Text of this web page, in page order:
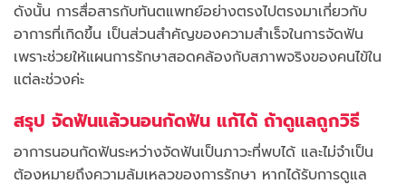
ดังนั้น การสื่อสารกับทันตแพทย์อย่างตรงไปตรงมาเกี่ยวกับ
อาการที่เกิดขึ้น เป็นส่วนสำคัญของความสำเร็จในการจัดฟัน
เพราะช่วยให้แผนการรักษาสอดคล้องกับสภาพจริงของคนไข้ใน
แต่ละช่วงค่ะ
สรุป จัดฟันแล้วนอนกัดฟัน แก้ได้ ถ้าดูแลถูกวิธี
อาการนอนกัดฟันระหว่างจัดฟันเป็นภาวะที่พบได้ และไม่จำเป็น
ต้องหมายถึงความล้มเหลวของการรักษา หากได้รับการดูแล